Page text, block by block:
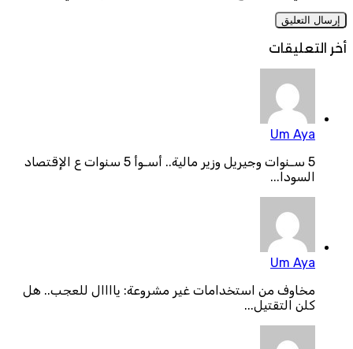
أخر التعليقات
Um Aya
5 سـنوات وجيريل وزير مالية.. أسـوأ 5 سنوات ع الإقتصاد
السودا...
Um Aya
مخاوف من استخدامات غير مشروعة: ياااال للعجب.. هل
كلن التقتيل...